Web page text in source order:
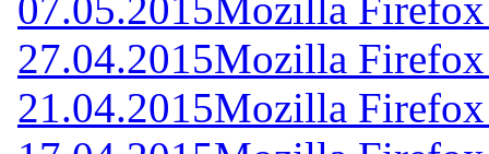
27.04.2015Mozilla
21.04.2015Mozilla